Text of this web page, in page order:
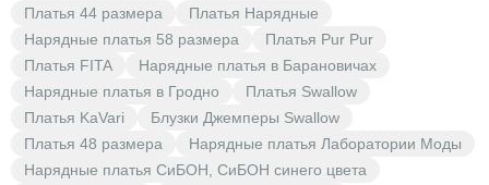
костюмно-плательные материалы обеспечивают
комфорт и долговечность изделий. Выбирая платья
Swallow в BrestOpt, вы получаете не только стильную
одежду, но и выгоду от низких цен. Нарядные платья
бренда Swallow станут отличным дополнением к вашему
гардеробу, позволяя создавать яркие и запоминающиеся
образы.
Платья 44 размера
Платья Нарядные
Нарядные платья 58 размера
Платья Pur Pur
Платья FITA
Нарядные платья в Барановичах
Нарядные платья в Гродно
Платья Swallow
Платья KaVari
Блузки Джемперы Swallow
Платья 48 размера
Нарядные платья Лаборатории Моды
Нарядные платья СиБОН, СиБОН синего цвета